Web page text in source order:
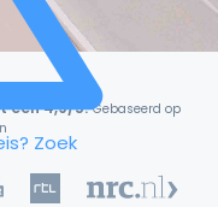
Zoek
een 4,9/5! Gebaseerd op